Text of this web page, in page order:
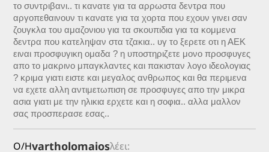
το συντριβανι.. τι κανατε για τα αρρωστα δεντρα που
αργοπεθαινουν τι κανατε για τα χορτα που εχουν γινει σαν
ζουγκλα του αμαζονιου για τα σκουπιδια για τα κομμενα
δεντρα που κατεληψαν στα τζακια.. υγ το ξερετε οτι η ΑΕΚ
ειναι προσφυγικη ομαδα ? η υποστηριζετε μονο προσφυγες
απο το μακρινο μπαγκλαντες και πακισταν λογο ιδεολογιας
? κριμα γιατι ειστε και μεγαλος ανθρωπος και θα περιμενα
να εχετε αλλη αντιμετωπιση σε προσφυγες απο την μικρα
ασια γιατι με την ηλικια ερχετε και η σοφια.. αλλα μαλλον
σας προσπερασε εσας..
Ο/Ηvartholomaiosλέει: